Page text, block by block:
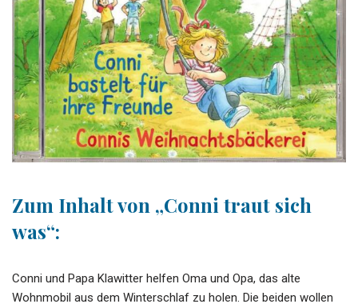
Zum Inhalt von „Conni traut sich
was“:
Conni und Papa Klawitter helfen Oma und Opa, das alte
Wohnmobil aus dem Winterschlaf zu holen. Die beiden wollen